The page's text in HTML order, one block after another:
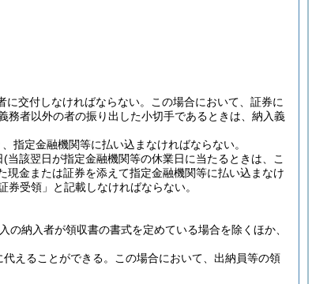
に交付しなければならない。
この場合において、証券に
務者以外の者の振り出した小切手であるときは、納入義
指定金融機関等に払い込まなければならない。
(当該翌日が指定金融機関等の休業日に当たるときは、こ
現金または証券を添えて指定金融機関等に払い込まなけ
受領」と記載しなければならない。
納入者が領収書の書式を定めている場合を除くほか、
えることができる。
この場合において、出納員等の領